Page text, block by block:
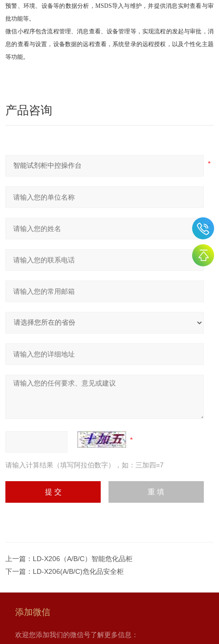
预警、环境、设备等的数据分析，MSDS导入与维护，并提供消息实时查看与审
批功能等。
微信小程序包含流程管理、消息查看、设备管理等，实现流程的发起与审批，消
息的查看与设置，设备数据的远程查看，系统登录的远程授权，以及个性化主题
等功能。
产品咨询
请输入计算结果（填写阿拉伯数字），如：三加四=7
上一篇： LD-X206（A/B/C）智能危化品柜
下一篇： LD-X206(A/B/C)危化品安全柜
添加微信
欢迎您添加我们的微信号了解更多信息：